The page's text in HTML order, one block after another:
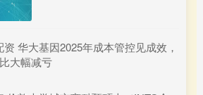
华大基因2025年成本管控见成效，
大幅减亏